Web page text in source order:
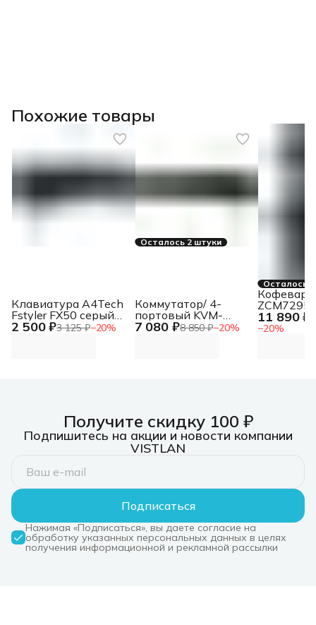
Похожие товары
2 500 ₽3 125 ₽−20%
Клавиатура A4Tech
Fstyler FX50 серый
USB slim Multimedia
Осталось 2 штуки
7 080 ₽8 850 ₽−20%
Коммутатор/ 4-
портовый KVM-
переключатель с
Осталось
11 890 ₽
−20%
ZCM7295
Получите скидку 100 ₽
Подпишитесь на акции и новости компании
VISTLAN
Подписаться
Нажимая «Подписаться», вы даете согласие на
обработку указанных персональных данных в целях
получения информационной и рекламной рассылки